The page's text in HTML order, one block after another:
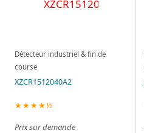
Détecteur industriel & fin de
course
XZCR1512040A2
★★★★½
Prix sur demande